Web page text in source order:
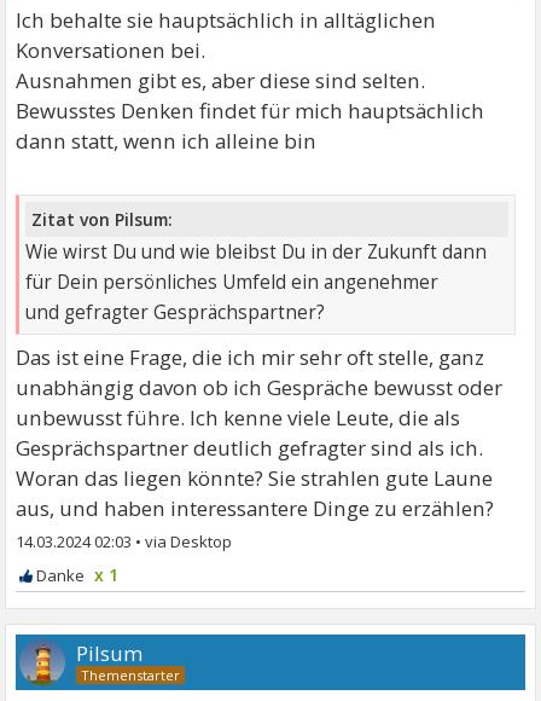
Ich behalte sie hauptsächlich in alltäglichen
Konversationen bei.
Ausnahmen gibt es, aber diese sind selten.
Bewusstes Denken findet für mich hauptsächlich
dann statt, wenn ich alleine bin
Zitat von Pilsum:
Wie wirst Du und wie bleibst Du in der Zukunft dann
für Dein persönliches Umfeld ein angenehmer
und gefragter Gesprächspartner?
Das ist eine Frage, die ich mir sehr oft stelle, ganz
unabhängig davon ob ich Gespräche bewusst oder
unbewusst führe. Ich kenne viele Leute, die als
Gesprächspartner deutlich gefragter sind als ich.
Woran das liegen könnte? Sie strahlen gute Laune
aus, und haben interessantere Dinge zu erzählen?
14.03.2024 02:03 •
x 1
Pilsum